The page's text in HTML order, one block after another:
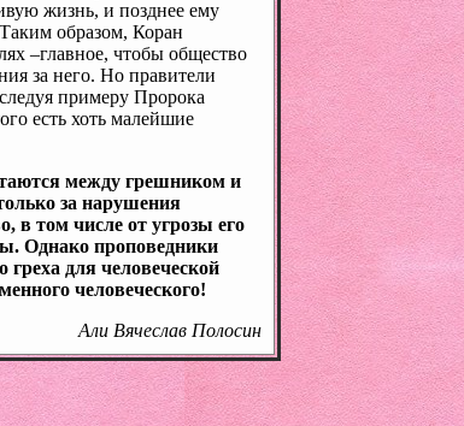
жизнь, и позднее ему
образом, Коран
–главное, чтобы общество
за него. Но правители
примеру Пророка
есть хоть малейшие
между грешником и
за нарушения
в том числе от угрозы его
Однако проповедники
греха для человеческой
человеческого!
Али Вячеслав Полосин